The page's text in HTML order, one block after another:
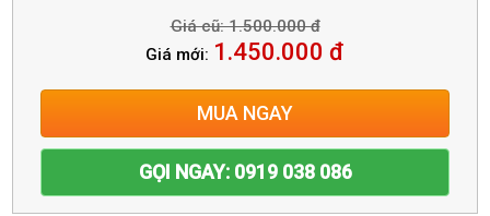
Giá cũ: 1.500.000 đ
Giá mới: 1.450.000 đ
MUA NGAY
GỌI NGAY: 0919 038 086